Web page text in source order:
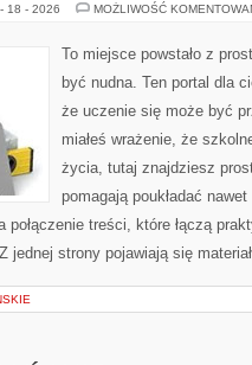
18 - 2026 MOŻLIWOŚĆ
To miejsce powstało z
być nudna. Ten portal dla
że uczenie się może być
miałeś wrażenie, że
życia, tutaj znajdziesz
pomagają poukładać
połączenie treści, które łączą
jednej strony pojawiają się